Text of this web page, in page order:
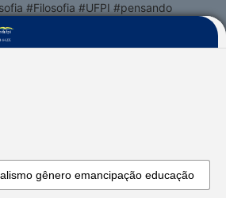
#Filosofia #UFPI #pensando